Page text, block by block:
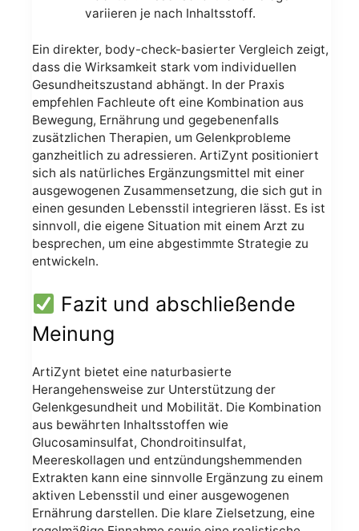
variieren je nach Inhaltsstoff.
Ein direkter, body-check-basierter Vergleich zeigt,
dass die Wirksamkeit stark vom individuellen
Gesundheitszustand abhängt. In der Praxis
empfehlen Fachleute oft eine Kombination aus
Bewegung, Ernährung und gegebenenfalls
zusätzlichen Therapien, um Gelenkprobleme
ganzheitlich zu adressieren. ArtiZynt positioniert
sich als natürliches Ergänzungsmittel mit einer
ausgewogenen Zusammensetzung, die sich gut in
einen gesunden Lebensstil integrieren lässt. Es ist
sinnvoll, die eigene Situation mit einem Arzt zu
besprechen, um eine abgestimmte Strategie zu
entwickeln.
Fazit und abschließende
Meinung
ArtiZynt bietet eine naturbasierte
Herangehensweise zur Unterstützung der
Gelenkgesundheit und Mobilität. Die Kombination
aus bewährten Inhaltsstoffen wie
Glucosaminsulfat, Chondroitinsulfat,
Meereskollagen und entzündungshemmenden
Extrakten kann eine sinnvolle Ergänzung zu einem
aktiven Lebensstil und einer ausgewogenen
Ernährung darstellen. Die klare Zielsetzung, eine